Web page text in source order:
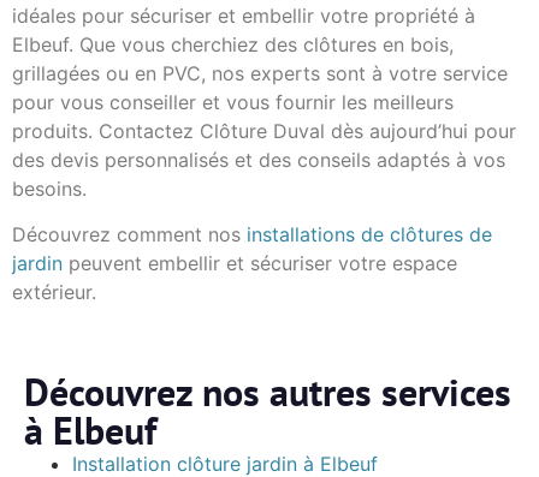
idéales pour sécuriser et embellir votre propriété à
Elbeuf. Que vous cherchiez des clôtures en bois,
grillagées ou en PVC, nos experts sont à votre service
pour vous conseiller et vous fournir les meilleurs
produits. Contactez Clôture Duval dès aujourd’hui pour
des devis personnalisés et des conseils adaptés à vos
besoins.
Découvrez comment nos installations de clôtures de
jardin peuvent embellir et sécuriser votre espace
extérieur.
Découvrez nos autres services
à Elbeuf
Installation clôture jardin à Elbeuf